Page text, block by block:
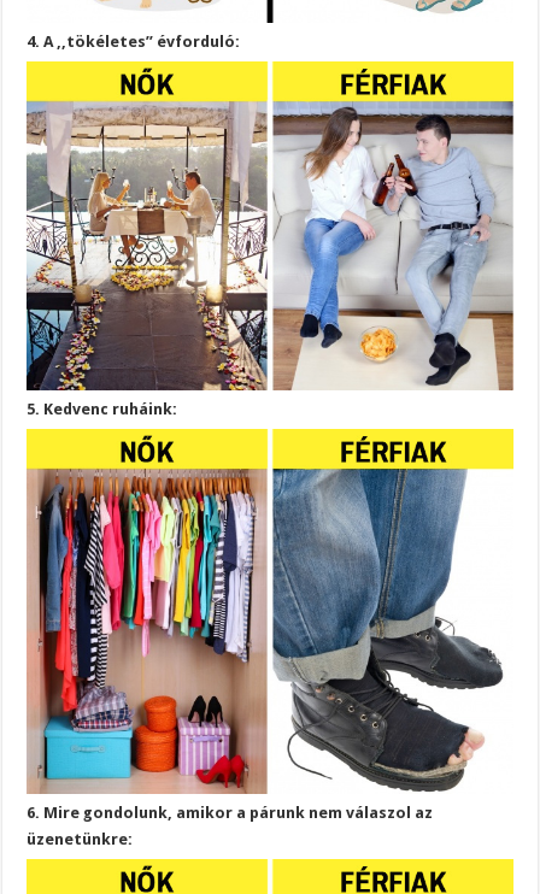
4. A ,,tökéletes” évforduló:
5. Kedvenc ruháink:
6. Mire gondolunk, amikor a párunk nem válaszol az
üzenetünkre: